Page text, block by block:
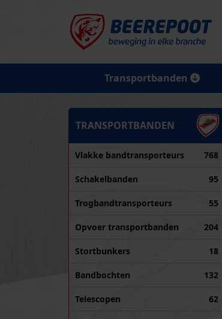
Transportbanden
TRANSPORTBANDEN
Vlakke bandtransporteurs 768
Schakelbanden 95
Trogbandtransporteurs 55
Opvoer transportbanden 204
Stortbunkers 18
Bandbochten 132
Telescopen 62